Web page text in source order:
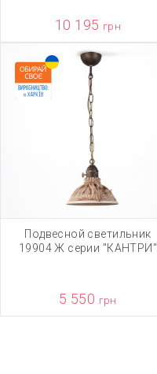
10 195 грн
Подвесной светильник
19904 Ж серии "КАНТРИ"
5 550 грн